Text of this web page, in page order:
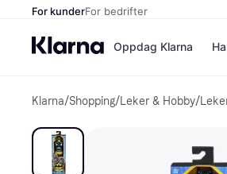
For kunderFor bedrifter
Oppdag Klarna
Klarna/Shopping/Leker & Hobby/